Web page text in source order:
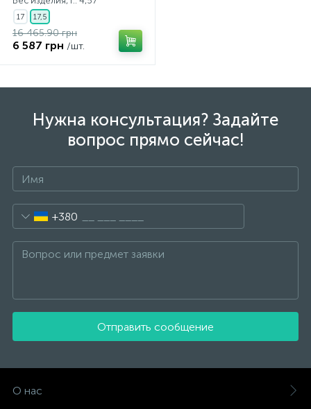
17 17,5
16 465.90 грн
6 587 грн /шт.
Нужна консультация? Задайте
вопрос прямо сейчас!
+380
Отправить сообщение
О нас